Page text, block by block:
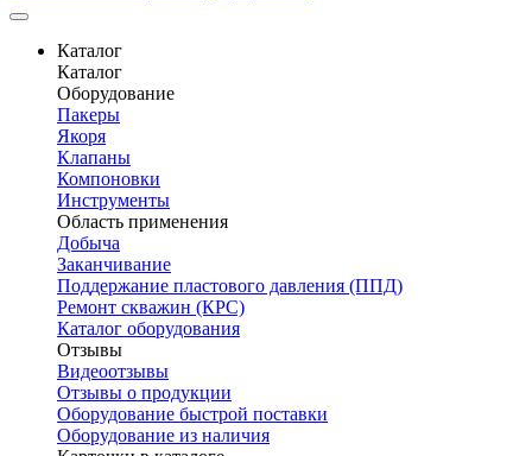
Каталог
Каталог
Оборудование
Пакеры
Якоря
Клапаны
Компоновки
Инструменты
Область применения
Добыча
Заканчивание
Поддержание пластового давления (ППД)
Ремонт скважин (КРС)
Каталог оборудования
Отзывы
Видеоотзывы
Отзывы о продукции
Оборудование быстрой поставки
Оборудование из наличия